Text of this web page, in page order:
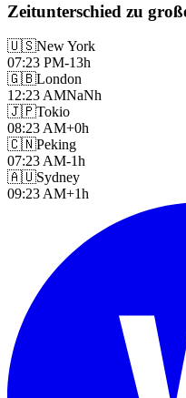
Zeitunterschied zu
🇺🇸New York
07:23 PM-13h
🇬🇧London
12:23 AMNaNh
🇯🇵Tokio
08:23 AM+0h
🇨🇳Peking
07:23 AM-1h
🇦🇺Sydney
09:23 AM+1h